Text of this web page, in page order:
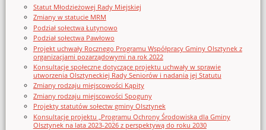
Statut Młodzieżowej Rady Miejskiej
Zmiany w statucie MRM
Podział sołectwa Łutynowo
Podział sołectwa Pawłowo
Projekt uchwały Rocznego Programu Współpracy Gminy Olsztynek z
organizacjami pozarządowymi na rok 2022
Konsultacje społeczne dotyczące projektu uchwały w sprawie
utworzenia Olsztyneckiej Rady Seniorów i nadania jej Statutu
Zmiany rodzaju miejscowości Kąpity
Zmiany rodzaju miejscowości Spoguny
Projekty statutów sołectw gminy Olsztynek
Konsultacje projektu „Programu Ochrony Środowiska dla Gminy
Olsztynek na lata 2023-2026 z perspektywą do roku 2030